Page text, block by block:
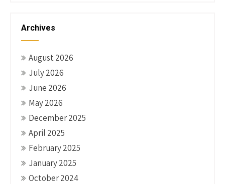
Archives
August 2026
July 2026
June 2026
May 2026
December 2025
April 2025
February 2025
January 2025
October 2024